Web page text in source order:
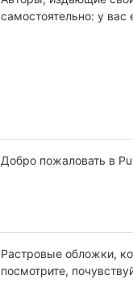
самостоятельно: у вас
Добро пожаловать в
Растровые обложки,
посмотрите,